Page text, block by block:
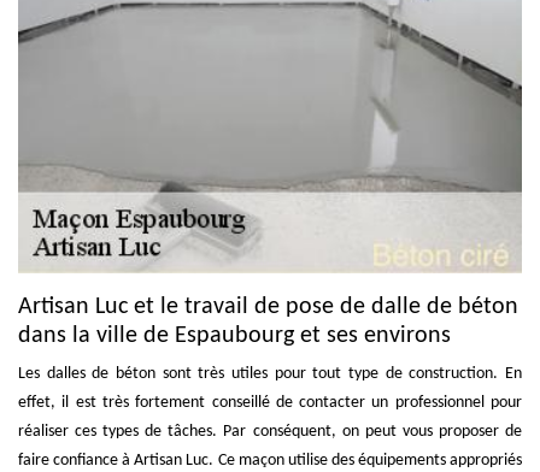
Artisan Luc et le travail de pose de dalle de béton
dans la ville de Espaubourg et ses environs
Les dalles de béton sont très utiles pour tout type de construction. En
effet, il est très fortement conseillé de contacter un professionnel pour
réaliser ces types de tâches. Par conséquent, on peut vous proposer de
faire confiance à Artisan Luc. Ce maçon utilise des équipements appropriés